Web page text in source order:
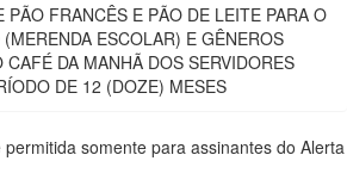
PÃO FRANCÊS E PÃO DE LEITE PARA O
ESCOLAR) E GÊNEROS
DA MANHÃ DOS SERVIDORES
DE 12 (DOZE) MESES
somente para assinantes do Alerta